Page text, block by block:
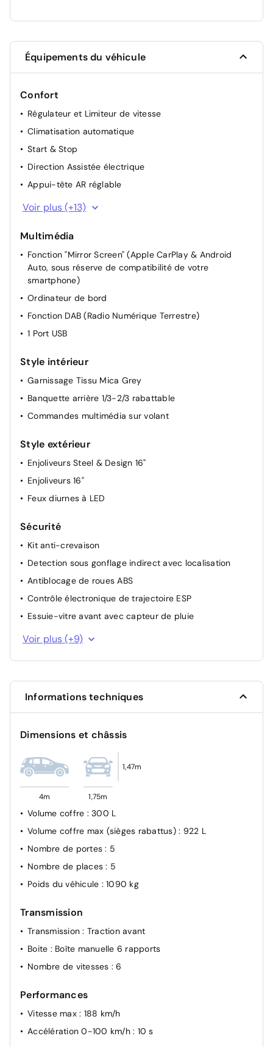
Équipements du véhicule
Confort
Régulateur et Limiteur de vitesse
Climatisation automatique
Start & Stop
Direction Assistée électrique
Appui-tête AR réglable
Appui-tête AV réglable
Siège passager à réglage mécanique
Dossier du siège conducteur inclinable
Dossier des sièges AV inclinables
Condamnation centralisée avec PLIP
Siège conducteur réglable en hauteur
Retroviseur interieur jour-nuit
Rétroviseurs extérieurs réglables électriquement
Voir plus (+13)
Multimédia
Fonction "Mirror Screen" (Apple CarPlay & Android
Auto, sous réserve de compatibilité de votre
smartphone)
Ordinateur de bord
Fonction DAB (Radio Numérique Terrestre)
1 Port USB
Style intérieur
Garnissage Tissu Mica Grey
Banquette arrière 1/3-2/3 rabattable
Commandes multimédia sur volant
Style extérieur
Enjoliveurs Steel & Design 16"
Enjoliveurs 16"
Feux diurnes à LED
Sécurité
Kit anti-crevaison
Detection sous gonflage indirect avec localisation
Antiblocage de roues ABS
Contrôle électronique de trajectoire ESP
Essuie-vitre avant avec capteur de pluie
Alerte sonore de non bouclage et de débouclage des
ceintures de sécurité AV
Sécurité enfant à l'arrière manuel
3 Fixations ISOFIX sur les 3 sièges AR
Projecteurs LED
Airbag passager avant déconnectable manuellement
Condamnation centralisée des portes
Allumage automatique des feux de croisement
Airbags frontaux AV, latéraux AV et rideaux
Voir plus (+9)
Informations techniques
Dimensions et châssis
4m 1,75m
1,47m
Volume coffre : 300 L
Volume coffre max (sièges rabattus) : 922 L
Nombre de portes: 5
Nombre de places: 5
Poids du véhicule : 1090 kg
Transmission
Transmission: Traction avant
Boite : Boîte manuelle 6 rapports
Nombre de vitesses : 6
Performances
Vitesse max : 188 km/h
Accélération 0-100 km/h : 10 s